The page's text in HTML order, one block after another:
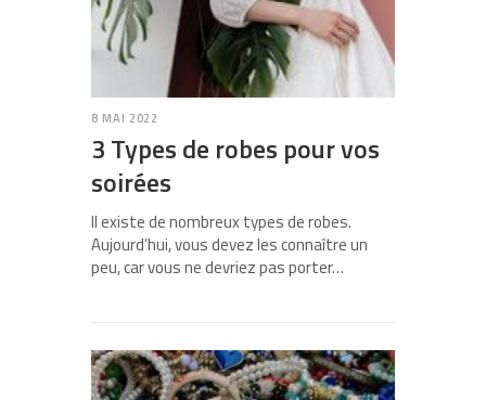
8 MAI 2022
3 Types de robes pour vos
soirées
Il existe de nombreux types de robes.
Aujourd’hui, vous devez les connaître un
peu, car vous ne devriez pas porter…